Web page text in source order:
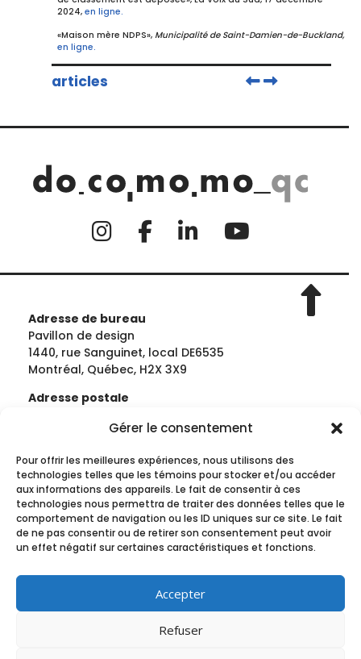
Gérer le consentement
Pour offrir les meilleures expériences, nous utilisons des
technologies telles que les témoins pour stocker et/ou accéder
aux informations des appareils. Le fait de consentir à ces
technologies nous permettra de traiter des données telles que le
comportement de navigation ou les ID uniques sur ce site. Le fait
de ne pas consentir ou de retirer son consentement peut avoir
un effet négatif sur certaines caractéristiques et fonctions.
Accepter
Refuser
2024, en ligne.
«Maison mère NDPS», Municipalité de Saint-Damien-de-Buckland,
en ligne.
articles
Adresse de bureau
Pavillon de design
1440, rue Sanguinet, local DE6535
Montréal, Québec, H2X 3X9
Adresse postale
MontréalCase postale 8888, succursale
Montréal, Québec, H3C 3P8
Téléphone : 514-987-3000 (poste 3866)
Télécopieur : 514-987-7717
Informations générales et secrétariat
soraya.bassil@docomomoquebec.ca